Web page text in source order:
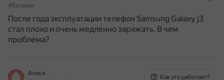
#Батарея
После года эксплуатации телефон Samsung Galaxy j3
стал плохо и очень медленно заряжать. В чем
проблема?
Алиса
Как это работает?